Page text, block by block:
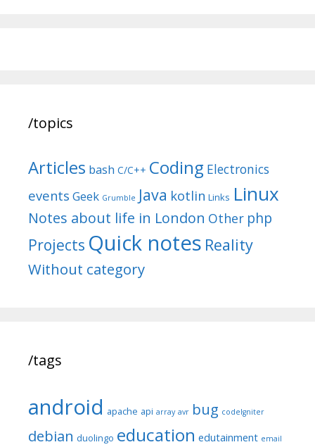
/topics
Articles bash C/C++ Coding Electronics
events Geek Grumble Java kotlin Links Linux
Notes about life in London Other php
Projects Quick notes Reality
Without category
/tags
android apache api array avr bug codeIgniter
debian duolingo education edutainment email